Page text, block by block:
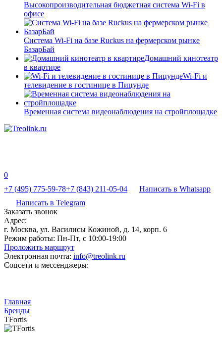
Высокопроизводительная бюджетная система Wi-Fi в
офисе
Система Wi-Fi на базе Ruckus на фермерском рынке
БазарБай
Домашний кинотеатр
в квартире
Wi-Fi и
телевидение в гостинице в Пицунде
Временная система видеонаблюдения на стройплощадке
0
+7 (495) 775-59-78+7 (843) 211-05-04
Написать в Whatsapp
Написать в Telegram
Заказать звонок
Адрес:
г. Москва, ул. Василисы Кожиной, д. 14, корп. 6
Режим работы: Пн-Пт, с 10:00-19:00
Проложить маршрут
Электронная почта: info@treolink.ru
Соцсети и мессенджеры:
Главная
Бренды
TFortis